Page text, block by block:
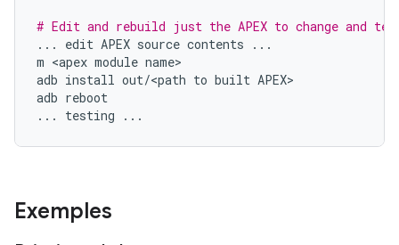
# Edit and rebuild just the APEX to change and
...
edit APEX source contents
...
m <apex module name
adb install out/<path to built APEX
adb reboot
...
testing ...
Exemples